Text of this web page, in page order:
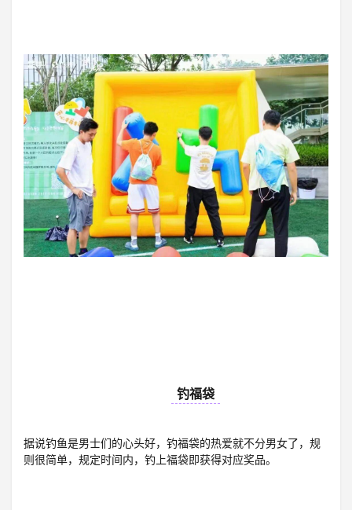
钓福袋
据说钓鱼是男士们的心头好，钓福袋的热爱就不分男女了，规
则很简单，规定时间内，钓上福袋即获得对应奖品。